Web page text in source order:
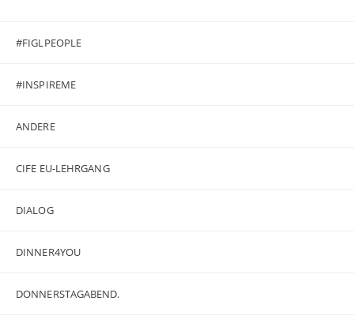
#FIGLPEOPLE
#INSPIREME
ANDERE
CIFE EU-LEHRGANG
DIALOG
DINNER4YOU
DONNERSTAGABEND.